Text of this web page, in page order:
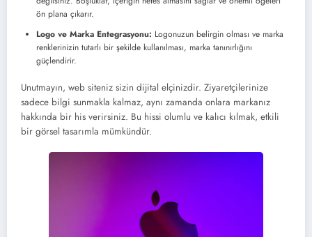
ön plana çıkarır.
Logo ve Marka Entegrasyonu: Logonuzun belirgin olması ve marka
renklerinizin tutarlı bir şekilde kullanılması, marka tanınırlığını
güçlendirir.
Unutmayın, web siteniz sizin dijital elçinizdir. Ziyaretçilerinize
sadece bilgi sunmakla kalmaz, aynı zamanda onlara markanız
hakkında bir his verirsiniz. Bu hissi olumlu ve kalıcı kılmak, etkili
bir görsel tasarımla mümkündür.